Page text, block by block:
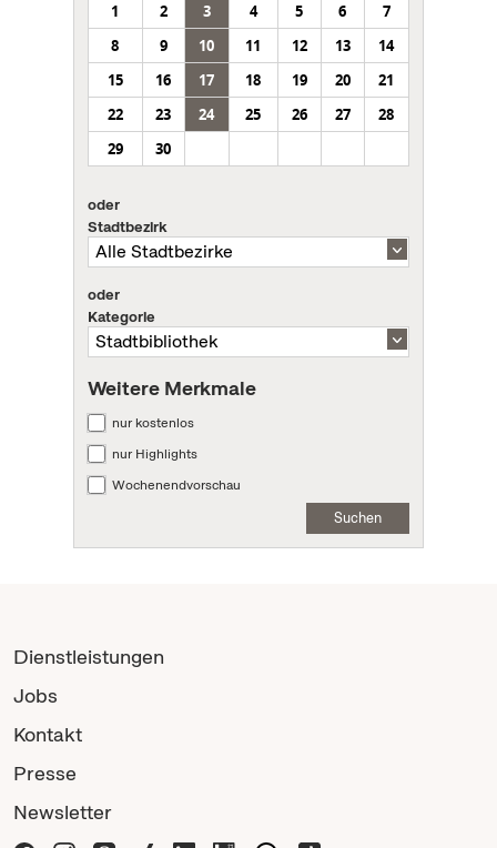
1
2 3 4 5 6
7
8
9 10 11 12 13
14
15
16 17 18 19 20
21
22
23 24 25 26 27
28
29
30
oder
Stadtbezirk
oder
Kategorie
Weitere Merkmale
nur kostenlos
nur Highlights
Wochenendvorschau
Suchen
Dienstleistungen
Jobs
Kontakt
Presse
Newsletter